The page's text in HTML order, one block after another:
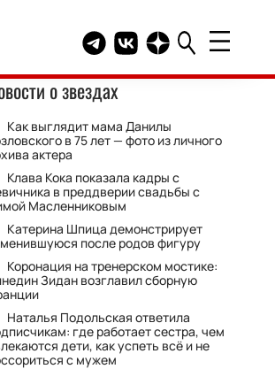
Telegram канал HELLO
Группа HELLO
Канал HELLO в
о звездах
Как выглядит мама Данилы
в 75 лет — фото из личного
актера
Клава Кока показала кадры с
в преддверии свадьбы с
Масленниковым
Катерина Шпица демонстрирует
после родов фигуру
Коронация на тренерском мостике:
Зидан возглавил сборную
Наталья Подольская ответила
где работает сестра, чем
дети, как успеть всё и не
с мужем